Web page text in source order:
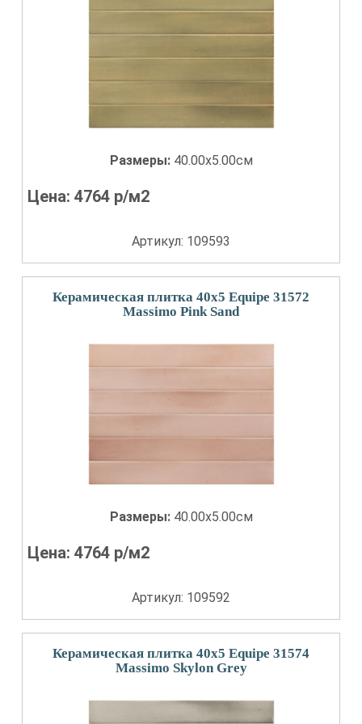
Размеры: 40.00x5.00см
Цена:4764 р/м2
Артикул: 109593
Керамическая плитка 40x5 Equipe 31572
Massimo Pink Sand
Размеры: 40.00x5.00см
Цена:4764 р/м2
Артикул: 109592
Керамическая плитка 40x5 Equipe 31574
Massimo Skylon Grey